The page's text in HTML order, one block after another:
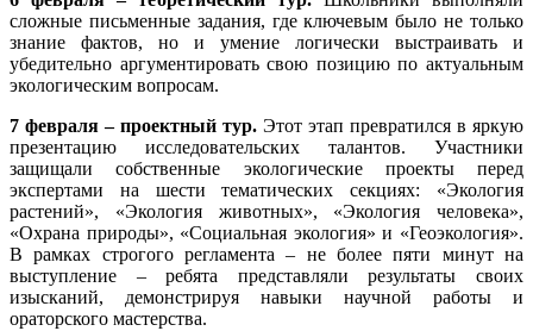
сложные письменные задания, где ключевым было не только
знание фактов, но и умение логически выстраивать и
убедительно аргументировать свою позицию по актуальным
экологическим вопросам.
7 февраля – проектный тур. Этот этап превратился в яркую
презентацию исследовательских талантов. Участники
защищали собственные экологические проекты перед
экспертами на шести тематических секциях: «Экология
растений», «Экология животных», «Экология человека»,
«Охрана природы», «Социальная экология» и «Геоэкология».
В рамках строгого регламента – не более пяти минут на
выступление – ребята представляли результаты своих
изысканий, демонстрируя навыки научной работы и
ораторского мастерства.